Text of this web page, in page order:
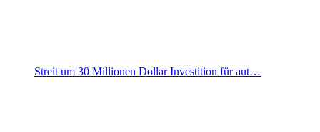
Streit um 30 Millionen Dollar Investition für aut…